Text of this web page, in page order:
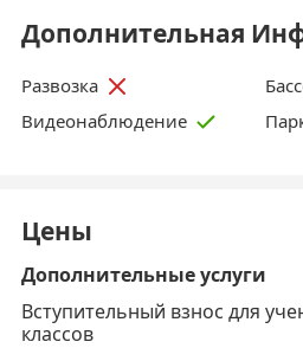
Дополнительная
Развозка
Видеонаблюдение
Цены
Дополнительные услуги
Вступительный взнос для
классов